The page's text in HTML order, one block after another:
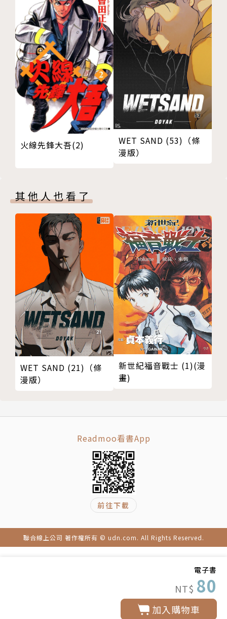
電子書
NT$ 80
加入購物車
火線先鋒大吾(2)
WET SAND (53)（條
漫版）
其他人也看了
WET SAND (21)（條
漫版）
新世紀福音戰士 (1)(漫
畫)
Readmoo看書App
前往下載
聯合線上公司 著作權所有 © udn.com. All Rights Reserved.